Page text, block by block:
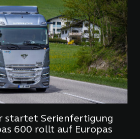
startet Serienfertigung
600 rollt auf Europas